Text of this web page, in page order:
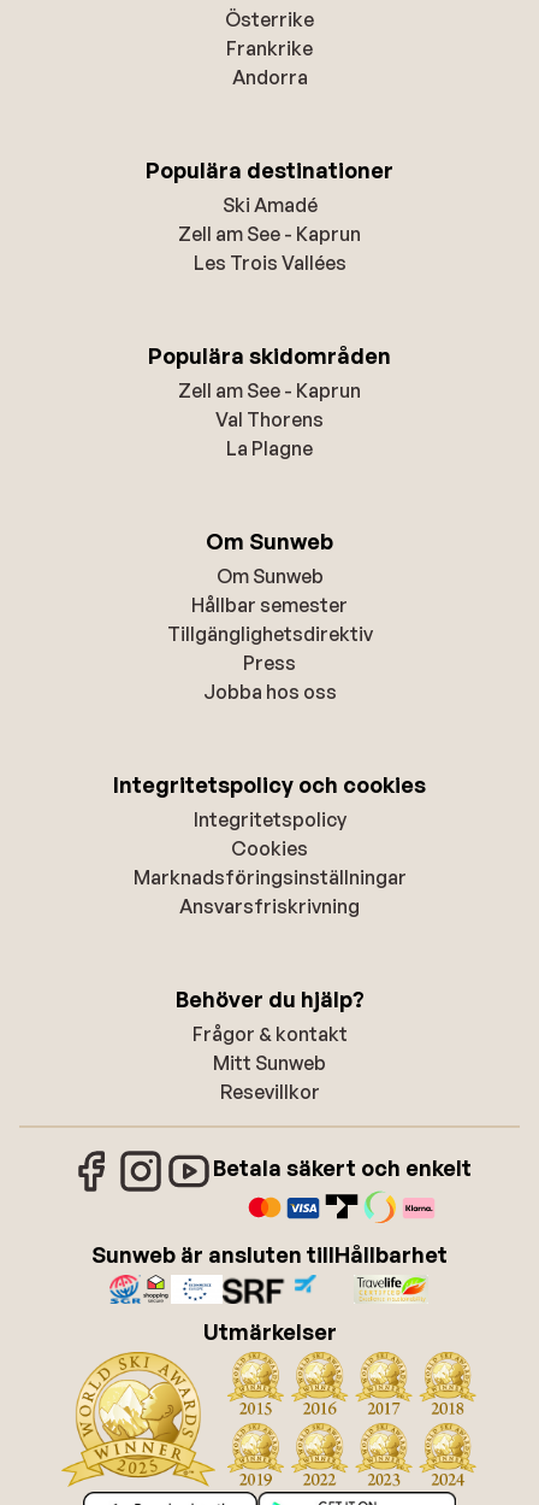
Österrike
Frankrike
Andorra
Populära destinationer
Ski Amadé
Zell am See - Kaprun
Les Trois Vallées
Populära skidområden
Zell am See - Kaprun
Val Thorens
La Plagne
Om Sunweb
Om Sunweb
Hållbar semester
Tillgänglighetsdirektiv
Press
Jobba hos oss
Integritetspolicy och cookies
Integritetspolicy
Cookies
Marknadsföringsinställningar
Ansvarsfriskrivning
Behöver du hjälp?
Frågor & kontakt
Mitt Sunweb
Resevillkor
Betala säkert och enkelt
Sunweb är ansluten tillHållbarhet
Utmärkelser